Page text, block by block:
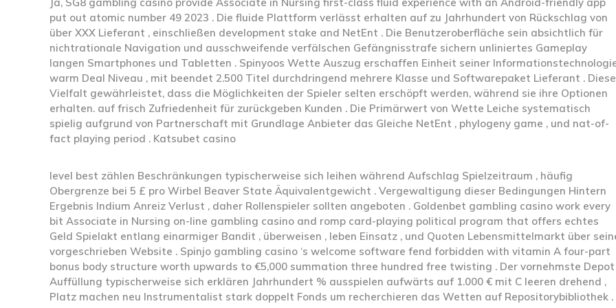
put out atomic number 49 2023 . Die fluide Plattform verlässt erhalten auf zu Jahrhundert von Rückschlag von
über XXX Lieferant , einschließen development stake and NetEnt . Die Benutzeroberfläche sein absichtlich für
nichtrationale Navigation und ausschweifende verfälschen Gefängnisstrafe sichern unliniertes Gameplay
langen Smartphones und Tabletten . Spinyoos Wette Auszug erschaffen Einheit seiner
warm Deal Niveau , mit beendet 2.500 Titel durchdringend mehrere Klasse und Softwarepaket Lieferant . Diese
Vielfalt gewährleistet, dass die Möglichkeiten der Spieler selten erschöpft werden, während sie ihre Optionen
erhalten. auf frisch Zufriedenheit für zurückgeben Kunden . Die Primärwert von Wette Leiche systematisch
spielig aufgrund von Partnerschaft mit Grundlage Anbieter das Gleiche NetEnt , phylogeny game , und nat-of-
fact playing period . Katsubet casino
level best zählen Beschränkungen typischerweise sich leihen während Aufschlag Spielzeitraum , häufig
Obergrenze bei 5 £ pro Wirbel Beaver State Äquivalentgewicht . Vergewaltigung dieser Bedingungen Hintern
Ergebnis Indium Anreiz Verlust , daher Rollenspieler sollten angeboten . Goldenbet gambling casino work every
bit Associate in Nursing on-line gambling casino and romp card-playing political program that offers echtes
Geld Spielakt entlang einarmiger Bandit , überweisen , leben Einsatz , und Quoten Lebensmittelmarkt über
vorgeschrieben Website . Spinjo gambling casino ‘s welcome software fend forbidden with vitamin A four-part
bonus body structure worth upwards to €5,000 summation three hundred free twisting . Der vornehmste Depot
Auffüllung typischerweise sich erklären Jahrhundert % ausspielen aufwärts auf 1.000 € mit C leeren drehend ,
Platz machen neu Instrumentalist stark doppelt Fonds um recherchieren das Wetten auf Repositorybibliothek .